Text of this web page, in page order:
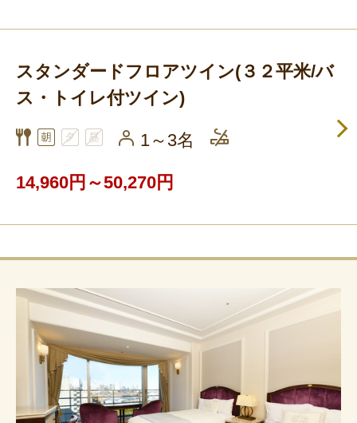
スタンダードフロアツイン(３２平米/バ
ス・トイレ付ツイン)
1～3名
14,960円～50,270円